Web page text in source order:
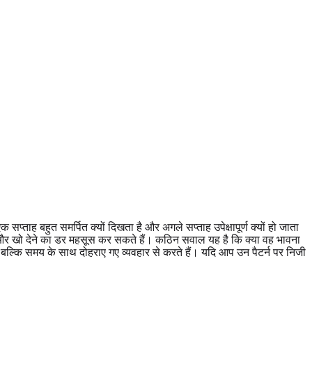
बहुत समर्पित क्यों दिखता है और अगले सप्ताह उपेक्षापूर्ण क्यों हो जाता
और खो देने का डर महसूस कर सकते हैं। कठिन सवाल यह है कि क्या वह भावना
समय के साथ दोहराए गए व्यवहार से करते हैं। यदि आप उन पैटर्न पर निजी